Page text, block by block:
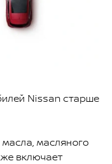
Nissan старше
масляного
включает